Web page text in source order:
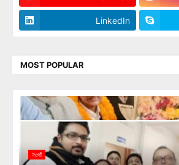
LinkedIn
MOST POPULAR
নওগাঁ